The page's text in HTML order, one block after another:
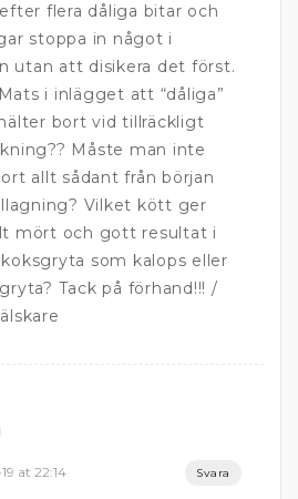
flera dåliga bitar och
stoppa in något i
utan att disikera det först.
i inlägget att “dåliga”
bort vid tillräckligt
Måste man inte
allt sådant från början
Vilket kött ger
mört och gott resultat i
som kalops eller
Tack på förhand!!! /
at 22:14 Svara